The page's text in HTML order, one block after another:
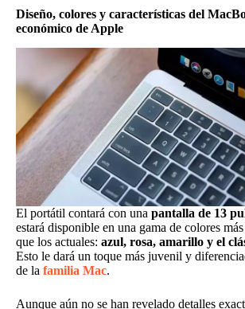
Diseño, colores y características del
económico de Apple
El portátil contará con una pantalla de 13
estará disponible en una gama de colores
que los actuales: azul, rosa, amarillo y el
Esto le dará un toque más juvenil y
de la familia Mac.
Aunque aún no se han revelado detalles